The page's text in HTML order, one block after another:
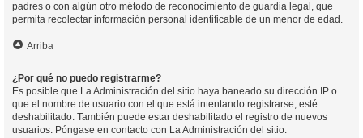
padres o con algún otro método de reconocimiento de guardia legal, que
permita recolectar información personal identificable de un menor de edad.
Arriba
¿Por qué no puedo registrarme?
Es posible que La Administración del sitio haya baneado su dirección IP o
que el nombre de usuario con el que está intentando registrarse, esté
deshabilitado. También puede estar deshabilitado el registro de nuevos
usuarios. Póngase en contacto con La Administración del sitio.